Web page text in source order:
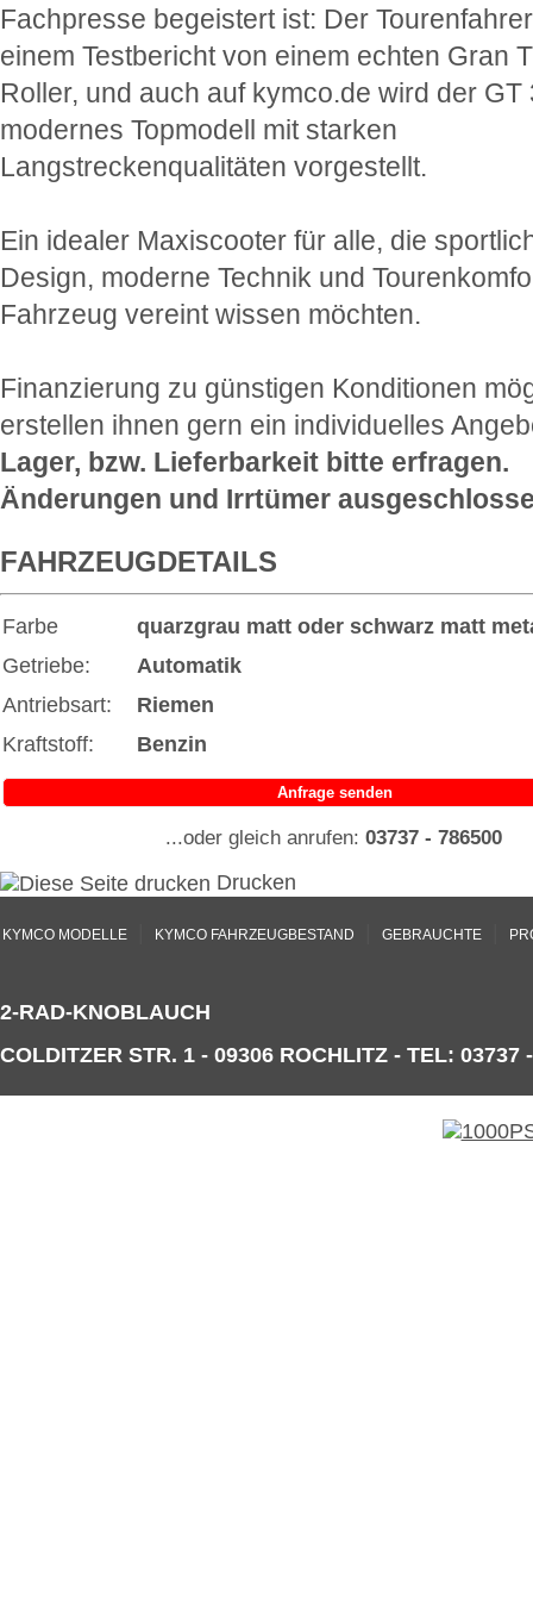
Fachpresse begeistert ist: Der
einem Testbericht von einem echten Gran
Roller, und auch auf kymco.de wird der GT
modernes Topmodell mit starken
Langstreckenqualitäten vorgestellt.
Ein idealer Maxiscooter für alle, die
Design, moderne Technik und
Fahrzeug vereint wissen möchten.
Finanzierung zu günstigen Konditionen
erstellen ihnen gern ein individuelles
Lager, bzw. Lieferbarkeit bitte erfragen.
Änderungen und Irrtümer
FAHRZEUGDETAILS
Farbe quarzgrau matt oder schwarz matt
Getriebe:
Automatik
Antriebsart:
Riemen
Kraftstoff:
Benzin
Anfrage senden
...oder gleich anrufen: 03737 - 786500
Drucken
KYMCO MODELLE KYMCO FAHRZEUGBESTAND GEBRAUCHTE
2-RAD-KNOBLAUCH
COLDITZER STR. 1 - 09306 ROCHLITZ - TEL: 03737